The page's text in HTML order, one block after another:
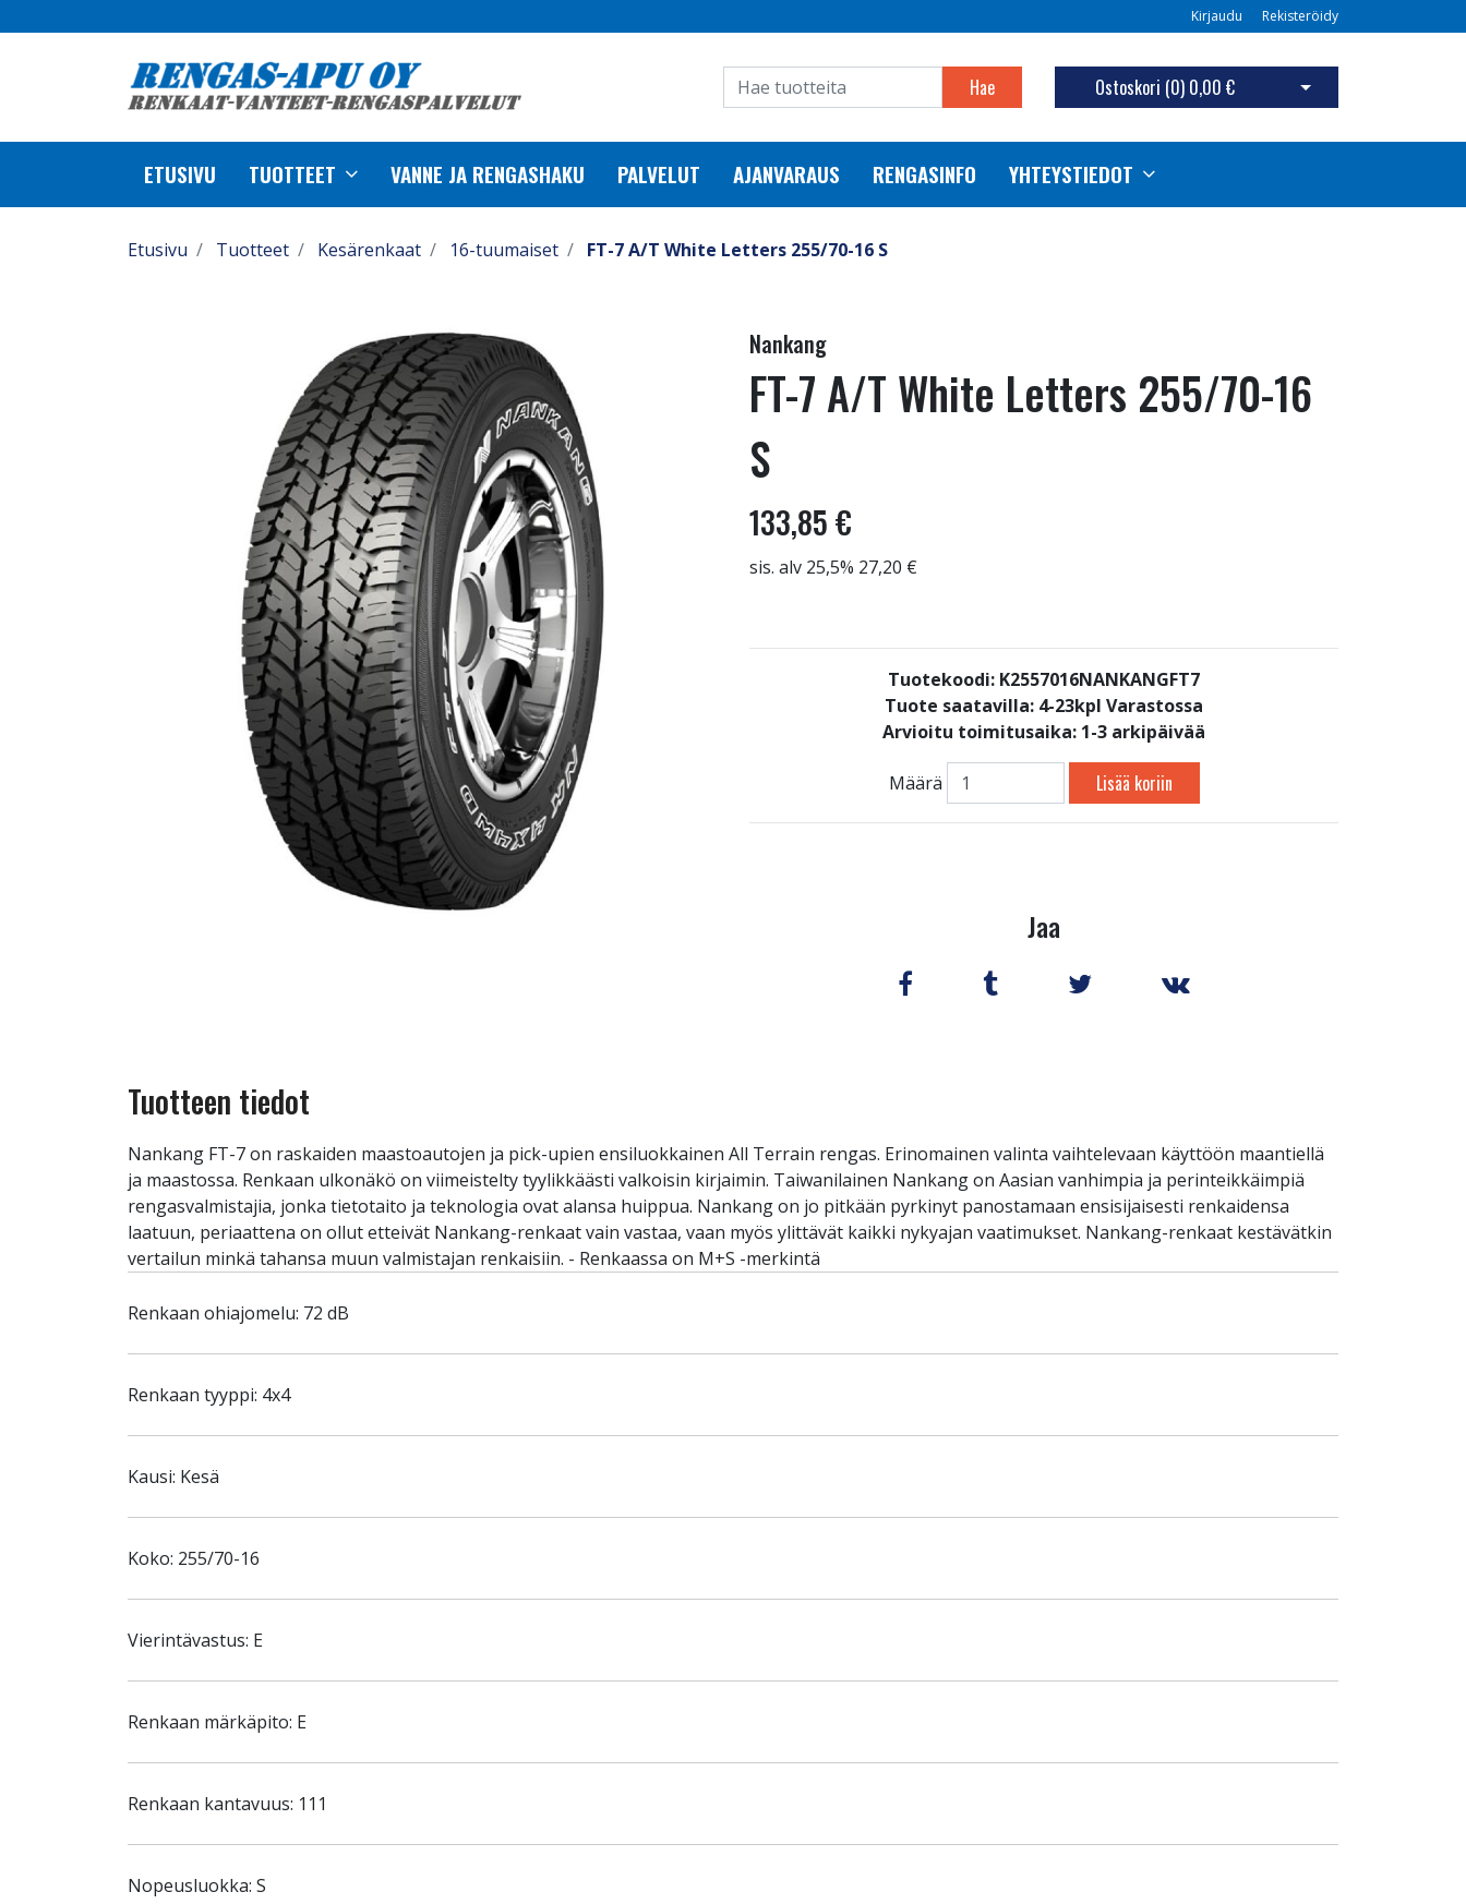
Kirjaudu Rekisteröidy
Hae Ostoskori (0) 0,00 € Avaa ostoskori
ETUSIVU TUOTTEET VANNE JA RENGASHAKU PALVELUT AJANVARAUS RENGASINFO YHTEYSTIEDOT
Etusivu Tuotteet Kesärenkaat 16-tuumaiset FT-7 A/T White Letters 255/70-16 S
Nankang
FT-7 A/T White Letters 255/70-16
S
133,85 €
sis. alv 25,5% 27,20 €
Tuotekoodi: K2557016NANKANGFT7
Tuote saatavilla: 4-23kpl Varastossa
Arvioitu toimitusaika: 1-3 arkipäivää
Määrä Lisää koriin
Jaa
Tuotteen tiedot
Nankang FT-7 on raskaiden maastoautojen ja pick-upien ensiluokkainen All Terrain rengas. Erinomainen valinta vaihtelevaan käyttöön maantiellä
ja maastossa. Renkaan ulkonäkö on viimeistelty tyylikkäästi valkoisin kirjaimin. Taiwanilainen Nankang on Aasian vanhimpia ja perinteikkäimpiä
rengasvalmistajia, jonka tietotaito ja teknologia ovat alansa huippua. Nankang on jo pitkään pyrkinyt panostamaan ensisijaisesti renkaidensa
laatuun, periaattena on ollut etteivät Nankang-renkaat vain vastaa, vaan myös ylittävät kaikki nykyajan vaatimukset. Nankang-renkaat kestävätkin
vertailun minkä tahansa muun valmistajan renkaisiin. - Renkaassa on M+S -merkintä
Renkaan ohiajomelu: 72 dB
Renkaan tyyppi: 4x4
Kausi: Kesä
Koko: 255/70-16
Vierintävastus: E
Renkaan märkäpito: E
Renkaan kantavuus: 111
Nopeusluokka: S